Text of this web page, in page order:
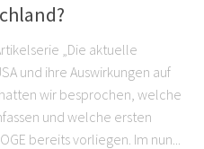
„Die aktuelle
und ihre Auswirkungen auf
wir besprochen, welche
und welche ersten
bereits vorliegen. Im nun...